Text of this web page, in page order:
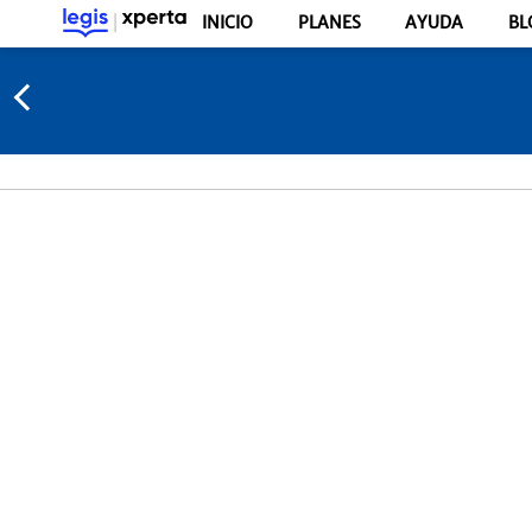
INICIO PLANES AYUDA